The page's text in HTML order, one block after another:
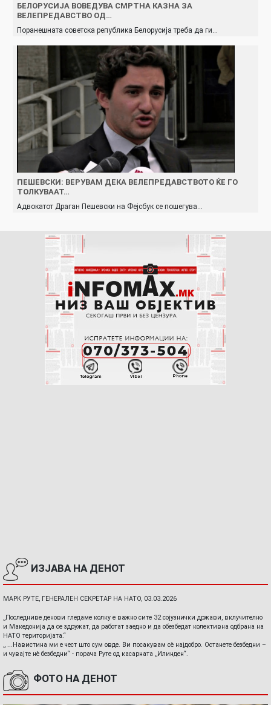
БЕЛОРУСИЈА ВОВЕДУВА СМРТНА КАЗНА ЗА
ВЕЛЕПРЕДАВСТВО ОД…
Поранешната советска република Белорусија треба да ги…
ПЕШЕВСКИ: ВЕРУВАМ ДЕКА ВЕЛЕПРЕДАВСТВОТО ЌЕ ГО
ТОЛКУВААТ…
Адвокатот Драган Пешевски на Фејсбук се пошегува…
ИЗЈАВА НА ДЕНОТ
МАРК РУТЕ, ГЕНЕРАЛЕН СЕКРЕТАР НА НАТО, 03.03.2026
„Последниве денови гледаме колку е важно сите 32 сојузнички држави, вклучително
и Македонија да се здружат, да работат заедно и да обезбедат колективна одбрана на
НАТО територијата.“
„ ...Навистина ми е чест што сум овде. Ви посакувам сè најдобро. Останете безбедни –
и чувајте нè безбедни“ - порача Руте од касарната „Илинден“.
ФОТО НА ДЕНОТ